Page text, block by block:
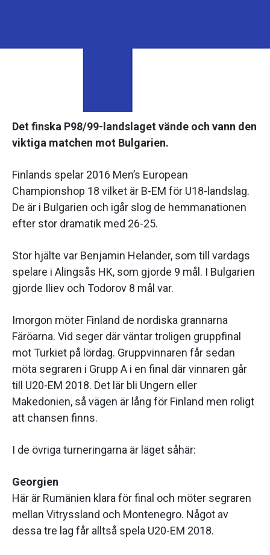
Det finska P98/99-landslaget vände och vann den
viktiga matchen mot Bulgarien.
Finlands spelar 2016 Men’s European
Championshop 18 vilket är B-EM för U18-landslag.
De är i Bulgarien och igår slog de hemmanationen
efter stor dramatik med 26-25.
Stor hjälte var Benjamin Helander, som till vardags
spelare i Alingsås HK, som gjorde 9 mål. I Bulgarien
gjorde Iliev och Todorov 8 mål var.
Imorgon möter Finland de nordiska grannarna
Färöarna. Vid seger där väntar troligen gruppfinal
mot Turkiet på lördag. Gruppvinnaren får sedan
möta segraren i Grupp A i en final där vinnaren går
till U20-EM 2018. Det lär bli Ungern eller
Makedonien, så vägen är lång för Finland men roligt
att chansen finns.
I de övriga turneringarna är läget såhär:
Georgien
Här är Rumänien klara för final och möter segraren
mellan Vitryssland och Montenegro. Något av
dessa tre lag får alltså spela U20-EM 2018.